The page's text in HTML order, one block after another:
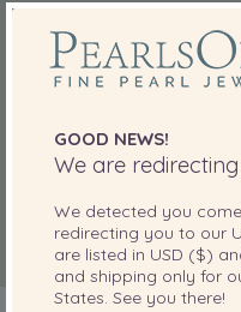
GOOD NEWS!
We are
We detected you
redirecting you to our
are listed in USD ($)
and shipping only for
States . See you there!